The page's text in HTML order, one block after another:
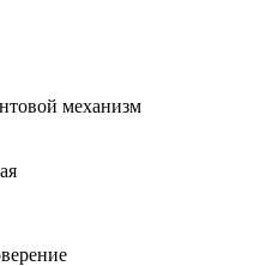
механизм